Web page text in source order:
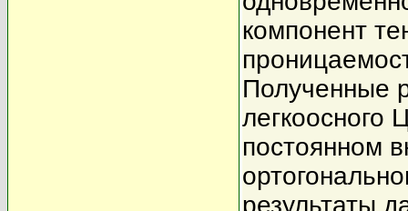
компонент
Полученные
постоянном
результаты